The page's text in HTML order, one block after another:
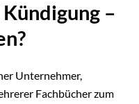
–
Unternehmer,
Fachbücher zum